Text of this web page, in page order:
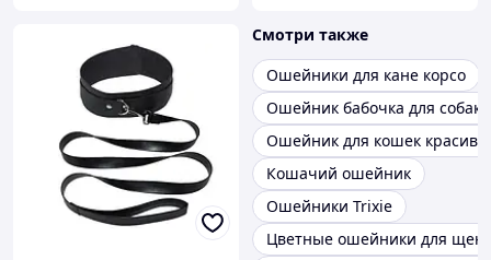
Смотри также
Ошейники для кане корсо
Ошейник бабочка для собак
Ошейник для кошек
Кошачий ошейник
Ошейники Trixie
Цветные ошейники для